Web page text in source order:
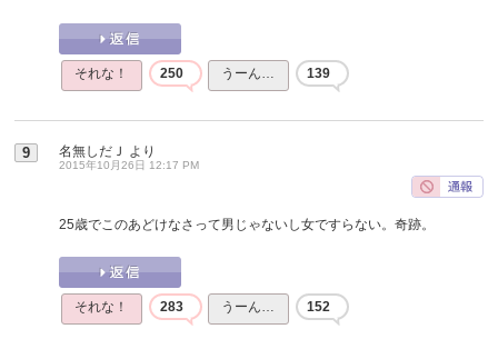
それな！ 250 うーん… 139
9 名無しだＪ より
2015年10月26日 12:17 PM
25歳でこのあどけなさって男じゃないし女ですらない。奇跡。
それな！ 283 うーん… 152